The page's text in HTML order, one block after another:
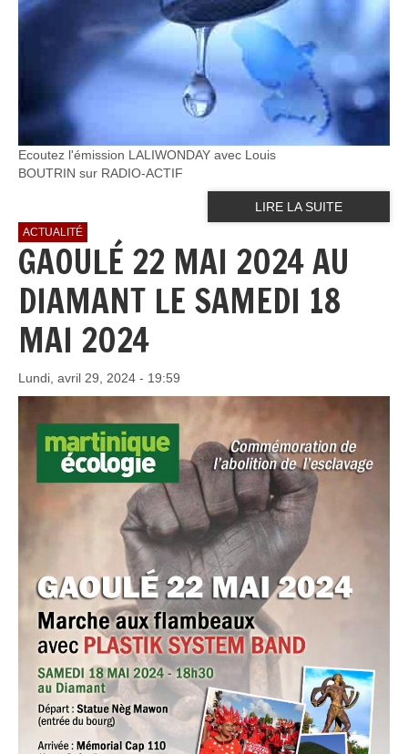
Ecoutez l'émission LALIWONDAY avec Louis
BOUTRIN sur RADIO-ACTIF
LIRE LA SUITE
ACTUALITÉ
GAOULÉ 22 MAI 2024 AU
DIAMANT LE SAMEDI 18
MAI 2024
Lundi, avril 29, 2024 - 19:59